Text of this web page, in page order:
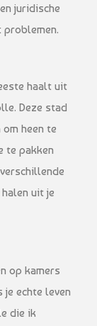
juridische
problemen.
haalt uit
Deze stad
heen te
te pakken
uit je
op kamers
echte leven
die ik